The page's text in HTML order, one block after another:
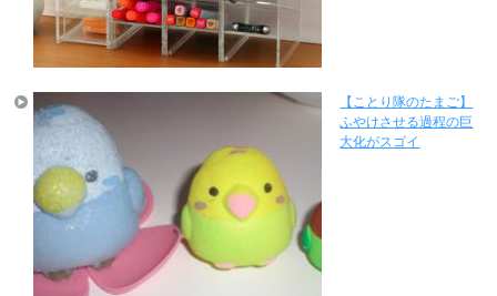
【ことり隊のたまご】
ふやけさせる過程の巨
大化がスゴイ